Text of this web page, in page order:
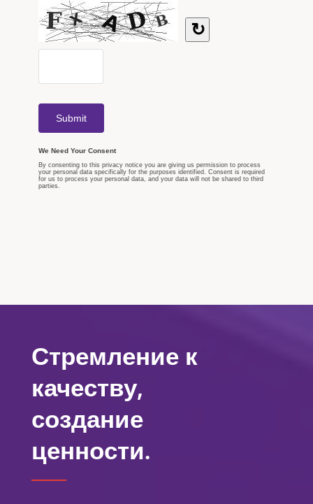
Стремление к
качеству,
создание
ценности.